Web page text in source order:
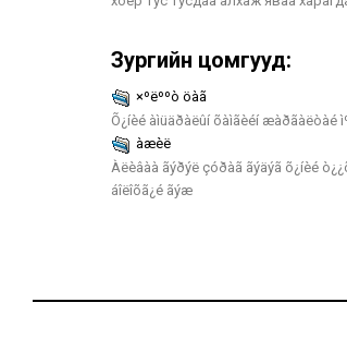
Зургийн цомгууд:
×ºëººò öàã
Õ¿íèé àìüäðàëûí õàìãèéí æàðãàëòàé
àæèë
Àëèâàà ãýðýë çóðàã ãýäýã õ¿íèé
áîëîõã¿é ãýæ